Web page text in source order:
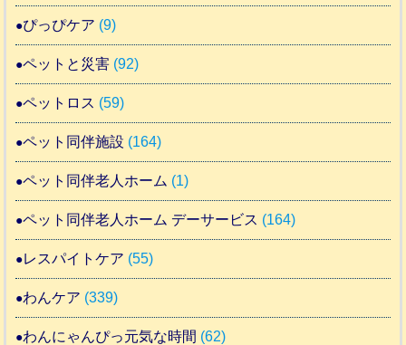
ぴっぴケア (9)
ペットと災害 (92)
ペットロス (59)
ペット同伴施設 (164)
ペット同伴老人ホーム (1)
ペット同伴老人ホーム デーサービス (164)
レスパイトケア (55)
わんケア (339)
わんにゃんぴっ元気な時間 (62)